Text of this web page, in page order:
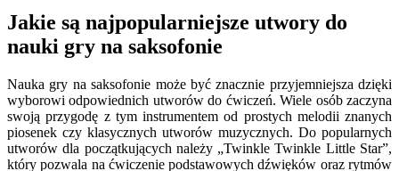
Jakie są najpopularniejsze utwory do
nauki gry na saksofonie
Nauka gry na saksofonie może być znacznie przyjemniejsza dzięki
wyborowi odpowiednich utworów do ćwiczeń. Wiele osób zaczyna
swoją przygodę z tym instrumentem od prostych melodii znanych
piosenek czy klasycznych utworów muzycznych. Do popularnych
utworów dla początkujących należy „Twinkle Twinkle Little Star”,
który pozwala na ćwiczenie podstawowych dźwięków oraz rytmów